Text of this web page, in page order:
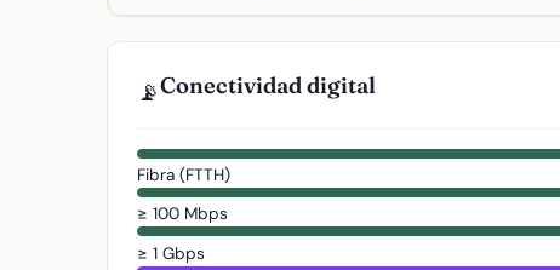
📡Conectividad digital
Fibra (FTTH)
≥ 100 Mbps
≥ 1 Gbps